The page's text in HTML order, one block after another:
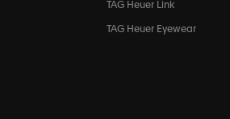
TAG Heuer Link
TAG Heuer Eyewear